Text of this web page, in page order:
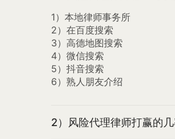
1）本地律师事务所
2）在百度搜索
3）高德地图搜索
4）微信搜索
5）抖音搜索
6）熟人朋友介绍
2）风险代理律师打赢的几